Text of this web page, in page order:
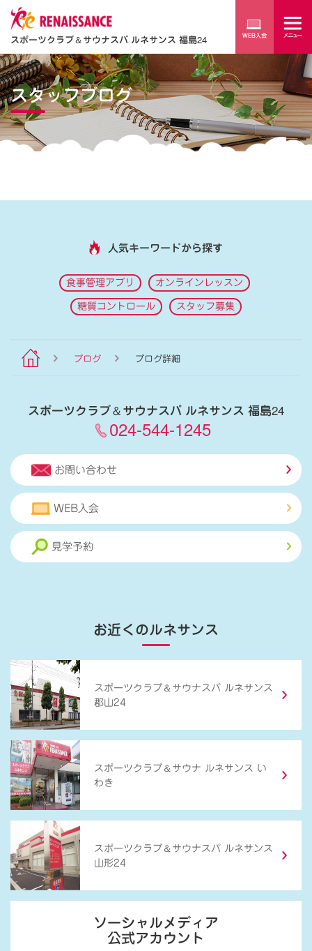
スポーツクラブ＆サウナスパ ルネサンス 福島24
スタッフブログ
人気キーワードから探す
食事管理アプリ オンラインレッスン
糖質コントロール スタッフ募集
ブログ ブログ詳細
スポーツクラブ＆サウナスパ ルネサンス 福島24
024-544-1245
お問い合わせ
WEB入会
見学予約
お近くのルネサンス
スポーツクラブ ＆ サウナスパ ルネサンス
郡山24
スポーツクラブ ＆ サウナ ルネサンス い
わき
スポーツクラブ ＆ サウナスパ ルネサンス
山形24
ソーシャルメディア
公式アカウント